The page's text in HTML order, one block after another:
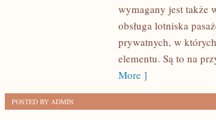
wymagany jest także
obsługa lotniska
prywatnych, w
elementu. Są to na
More ]
POSTED BY ADMIN